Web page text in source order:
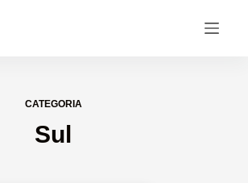
CATEGORIA
Sul